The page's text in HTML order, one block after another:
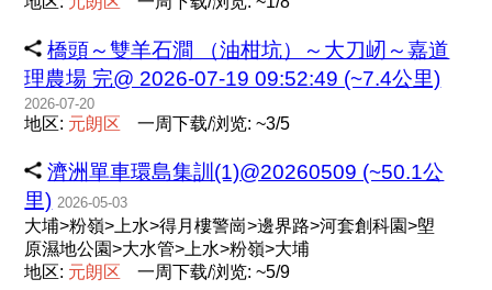
橋頭～雙羊石澗 （油柑坑）～大刀屻～嘉道
理農場 完@ 2026-07-19 09:52:49 (~7.4公里)
2026-07-20
地区: 元朗 区 一周下载/浏览: ~3/5
濟洲單車環島集訓(1)@20260509 (~50.1公
里) 2026-05-03
大埔>粉嶺>上水>得月樓警崗>邊界路>河套創科園>塱
原濕地公園>大水管>上水>粉嶺>大埔
地区: 元朗 区 一周下载/浏览: ~5/9